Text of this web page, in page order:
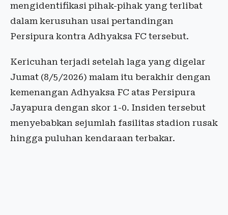
mengidentifikasi pihak-pihak yang terlibat
dalam kerusuhan usai pertandingan
Persipura kontra Adhyaksa FC tersebut.
Kericuhan terjadi setelah laga yang digelar
Jumat (8/5/2026) malam itu berakhir dengan
kemenangan Adhyaksa FC atas Persipura
Jayapura dengan skor 1-0. Insiden tersebut
menyebabkan sejumlah fasilitas stadion rusak
hingga puluhan kendaraan terbakar.